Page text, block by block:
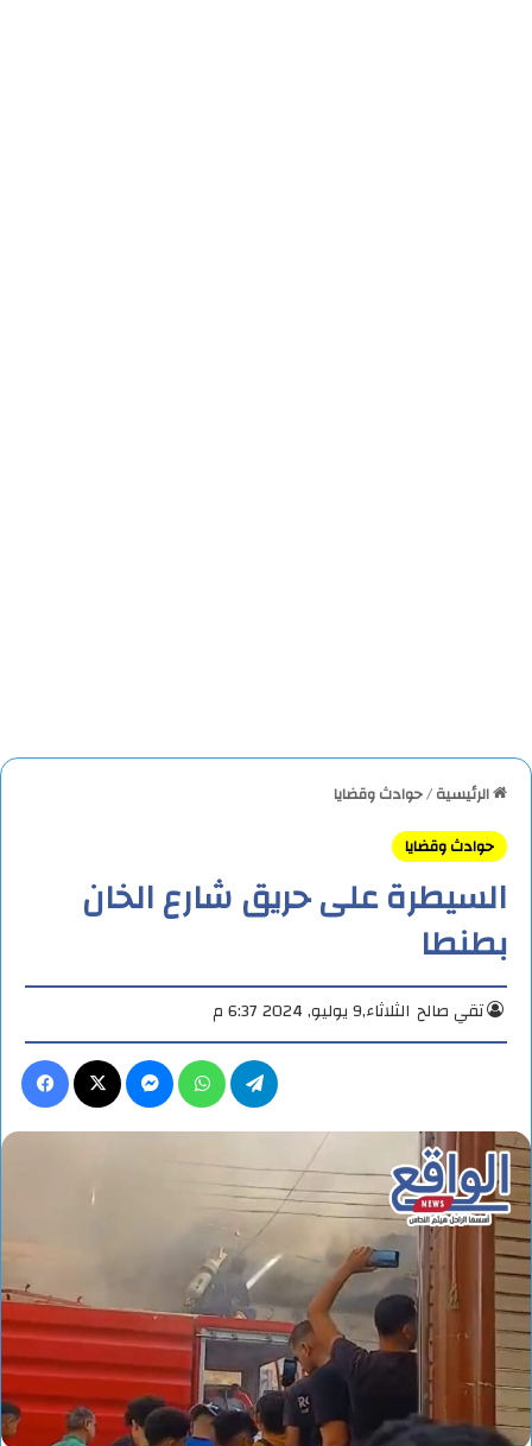
الرئيسية/حوادث وقضايا
حوادث وقضايا
السيطرة على حريق شارع الخان
بطنطا
تقي صالح الثلاثاء,9 يوليو, 2024 6:37 م
ماسنجر واتساب تيلقرام